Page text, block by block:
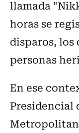
llamada
horas se
disparos, los
personas
En ese
Presidencial